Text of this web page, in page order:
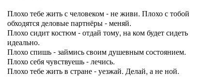
Плохо тебе жить с человеком - не живи. Плохо с тобой
обходятся деловые партнёры - меняй.
Плохо сидит костюм - отдай тому, на ком будет сидеть
идеально.
Плохо спишь - займись своим душевным состоянием.
Плохо себя чувствуешь - лечись.
Плохо тебе жить в стране - уезжай. Делай, а не ной.